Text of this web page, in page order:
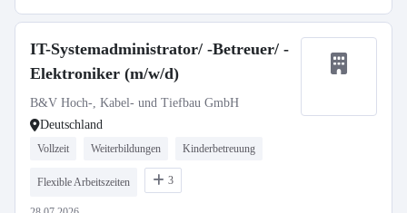
IT-Systemadministrator/ -Betreuer/ -
Elektroniker (m/w/d)
B&V Hoch-, Kabel- und Tiefbau GmbH
Deutschland
Vollzeit Weiterbildungen Kinderbetreuung
Flexible Arbeitszeiten 3